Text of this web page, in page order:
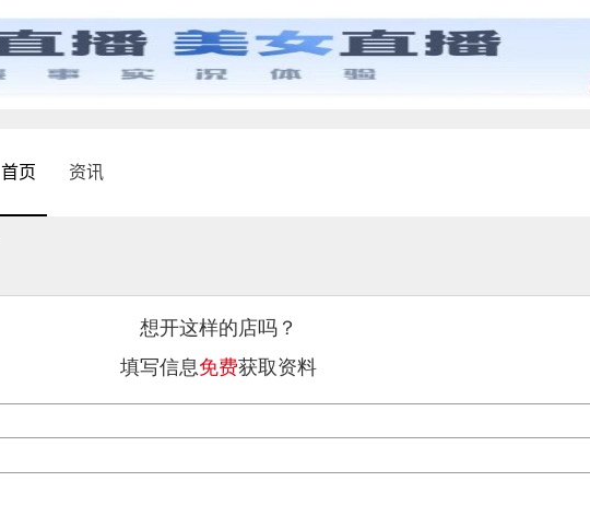
首页 资讯
想开这样的店吗？
填写信息免费获取资料